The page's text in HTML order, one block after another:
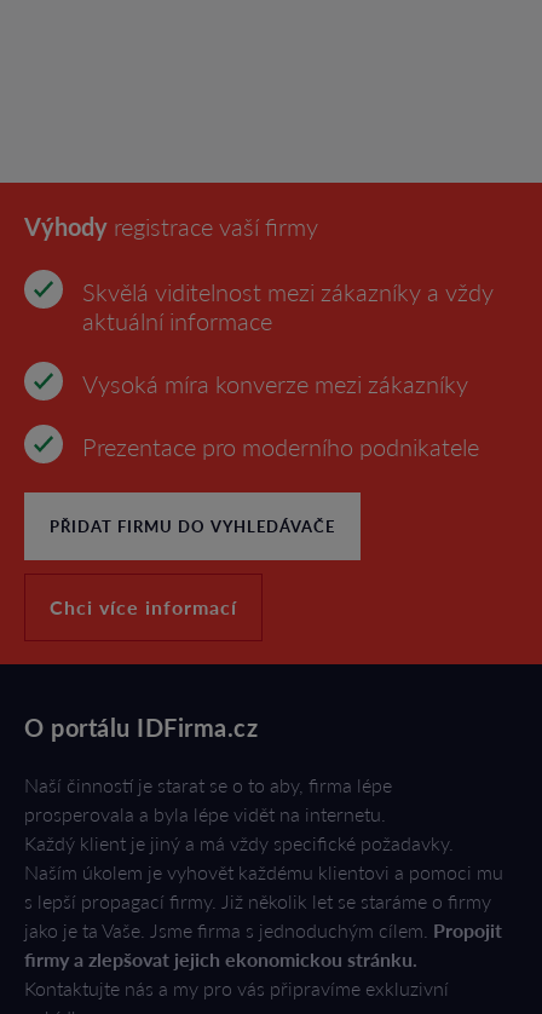
Výhody registrace vaší firmy
Skvělá viditelnost mezi zákazníky a vždy
aktuální informace
Vysoká míra konverze mezi zákazníky
Prezentace pro moderního podnikatele
PŘIDAT FIRMU DO VYHLEDÁVAČE
Chci více informací
O portálu IDFirma.cz
Naší činností je starat se o to aby, firma lépe
prosperovala a byla lépe vidět na internetu.
Každý klient je jiný a má vždy specifické požadavky.
Naším úkolem je vyhovět každému klientovi a pomoci mu
s lepší propagací firmy. Již několik let se staráme o firmy
jako je ta Vaše. Jsme firma s jednoduchým cílem. Propojit
firmy a zlepšovat jejich ekonomickou stránku.
Kontaktujte nás a my pro vás připravíme exkluzivní